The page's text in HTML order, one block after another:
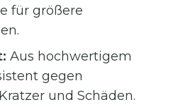
für größere
Aus hochwertigem
gegen
und Schäden.